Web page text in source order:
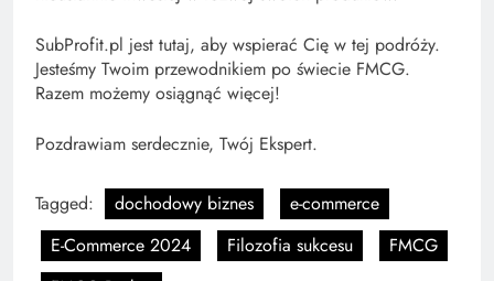
SubProfit.pl jest tutaj, aby wspierać Cię w tej podróży.
Jesteśmy Twoim przewodnikiem po świecie FMCG.
Razem możemy osiągnąć więcej!
Pozdrawiam serdecznie, Twój Ekspert.
Tagged: dochodowy biznes
e-commerce
E-Commerce 2024
Filozofia sukcesu
FMCG